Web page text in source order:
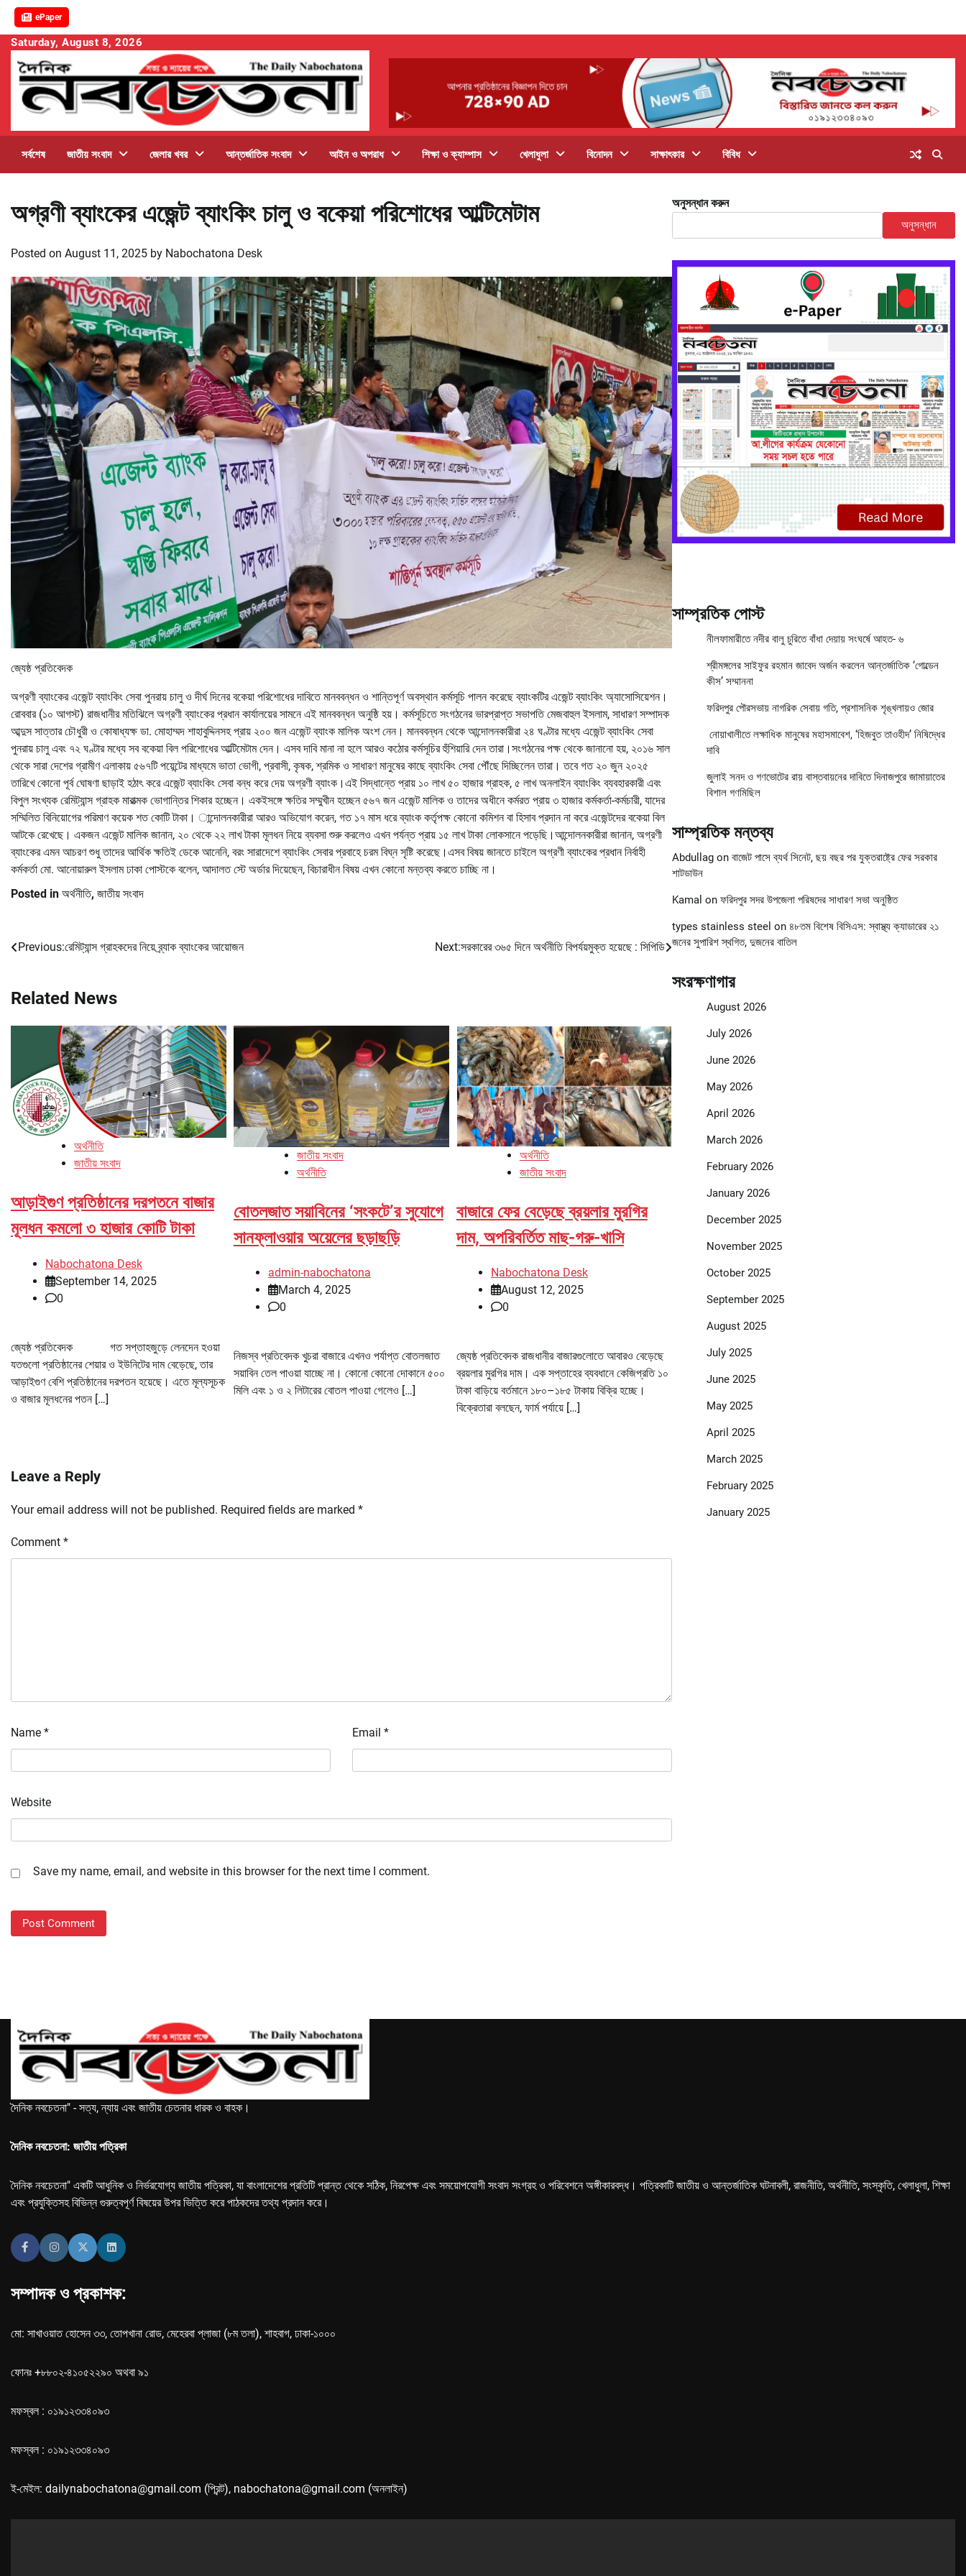
ePaper
Skip
content
Saturday, August 8, 2026
সর্বশেষ জাতীয় সংবাদ জেলার খবর আন্তর্জাতিক সংবাদ আইন ও অপরাধ শিক্ষা ও ক্যাম্পাস খেলাধুলা বিনোদন সাক্ষাৎকার বিবিধ
অগ্রণী ব্যাংকের এজেন্ট ব্যাংকিং চালু ও বকেয়া পরিশোধের আল্টিমেটাম
Posted on August 11, 2025 by Nabochatona Desk
জ্যেষ্ঠ প্রতিবেদক
অগ্রণী ব্যাংকের এজেন্ট ব্যাংকিং সেবা পুনরায় চালু ও দীর্ঘ দিনের বকেয়া পরিশোধের দাবিতে মানববন্ধন ও শান্তিপূর্ণ অবস্থান কর্মসূচি পালন করেছে ব্যাংকটির এজেন্ট ব্যাংকিং অ্যাসোসিয়েশন।
রোববার (১০ আগস্ট) রাজধানীর মতিঝিলে অগ্রণী ব্যাংকের প্রধান কার্যালয়ের সামনে এই মানববন্ধন অনুষ্ঠি হয়। কর্মসূচিতে সংগঠনের ভারপ্রাপ্ত সভাপতি মেজবাহুল ইসলাম, সাধারণ সম্পাদক
আব্দুস সাত্তার চৌধুরী ও কোষাধ্যক্ষ ডা. মোহাম্মদ শাহাবুদ্দিনসহ প্রায় ২০০ জন এজেন্ট ব্যাংক মালিক অংশ নেন। মানববন্ধন থেকে আন্দোলনকারীরা ২৪ ঘণ্টার মধ্যে এজেন্ট ব্যাংকিং সেবা
পুনরায় চালু এবং ৭২ ঘণ্টার মধ্যে সব বকেয়া বিল পরিশোধের আল্টিমেটাম দেন। এসব দাবি মানা না হলে আরও কঠোর কর্মসূচির হুঁশিয়ারি দেন তারা।সংগঠনের পক্ষ থেকে জানানো হয়, ২০১৬ সাল
থেকে সারা দেশের গ্রামীণ এলাকায় ৫৬৭টি পয়েন্টের মাধ্যমে ভাতা ভোগী, প্রবাসী, কৃষক, শ্রমিক ও সাধারণ মানুষের কাছে ব্যাংকিং সেবা পৌঁছে দিচ্ছিলেন তারা। তবে গত ২০ জুন ২০২৫
তারিখে কোনো পূর্ব ঘোষণা ছাড়াই হঠাৎ করে এজেন্ট ব্যাংকিং সেবা বন্ধ করে দেয় অগ্রণী ব্যাংক।এই সিদ্ধান্তে প্রায় ১০ লাখ ৫০ হাজার গ্রাহক, ৫ লাখ অনলাইন ব্যাংকিং ব্যবহারকারী এবং
বিপুল সংখ্যক রেমিট্যান্স গ্রাহক মারাত্মক ভোগান্তির শিকার হচ্ছেন। একইসঙ্গে ক্ষতির সম্মুখীন হচ্ছেন ৫৬৭ জন এজেন্ট মালিক ও তাদের অধীনে কর্মরত প্রায় ৩ হাজার কর্মকর্তা-কর্মচারী, যাদের
সম্মিলিত বিনিয়োগের পরিমাণ কয়েক শত কোটি টাকা। ান্দোলনকারীরা আরও অভিযোগ করেন, গত ১৭ মাস ধরে ব্যাংক কর্তৃপক্ষ কোনো কমিশন বা হিসাব প্রদান না করে এজেন্টদের বকেয়া বিল
আটকে রেখেছে। একজন এজেন্ট মালিক জানান, ২০ থেকে ২২ লাখ টাকা মূলধন নিয়ে ব্যবসা শুরু করলেও এখন পর্যন্ত প্রায় ১৫ লাখ টাকা লোকসানে পড়েছি।আন্দোলনকারীরা জানান, অগ্রণী
ব্যাংকের এমন আচরণ শুধু তাদের আর্থিক ক্ষতিই ডেকে আনেনি, বরং সারাদেশে ব্যাংকিং সেবার প্রবাহে চরম বিঘ্ন সৃষ্টি করেছে।এসব বিষয় জানতে চাইলে অগ্রণী ব্যাংকের প্রধান নির্বাহী
কর্মকর্তা মো. আনোয়ারুল ইসলাম ঢাকা পোস্টকে বলেন, আদালত স্টে অর্ডার দিয়েছেন, বিচারাধীন বিষয় এখন কোনো মন্তব্য করতে চাচ্ছি না।
Posted in অর্থনীতি, জাতীয় সংবাদ
Post
Previous:রেমিট্যান্স গ্রাহকদের নিয়ে ব্র্যাক ব্যাংকের আয়োজন Next:সরকারের ৩৬৫ দিনে অর্থনীতি বিপর্যয়মুক্ত হয়েছে : সিপিডি
Related News
অর্থনীতি
জাতীয় সংবাদ
আড়াইগুণ প্রতিষ্ঠানের দরপতনে বাজার
মূলধন কমলো ৩ হাজার কোটি টাকা
Nabochatona Desk
September 14, 2025
0
জ্যেষ্ঠ প্রতিবেদক গত সপ্তাহজুড়ে লেনদেন হওয়া
যতগুলো প্রতিষ্ঠানের শেয়ার ও ইউনিটের দাম বেড়েছে, তার
আড়াইগুণ বেশি প্রতিষ্ঠানের দরপতন হয়েছে। এতে মূল্যসূচক
ও বাজার মূলধনের পতন […]
জাতীয় সংবাদ
অর্থনীতি
বোতলজাত সয়াবিনের ‘সংকটে’র সুযোগে
সানফ্লাওয়ার অয়েলের ছড়াছড়ি
admin-nabochatona
March 4, 2025
0
নিজস্ব প্রতিবেদক খুচরা বাজারে এখনও পর্যাপ্ত বোতলজাত
সয়াবিন তেল পাওয়া যাচ্ছে না। কোনো কোনো দোকানে ৫০০
মিলি এবং ১ ও ২ লিটারের বোতল পাওয়া গেলেও […]
অর্থনীতি
জাতীয় সংবাদ
বাজারে ফের বেড়েছে ব্রয়লার মুরগির
দাম, অপরিবর্তিত মাছ-গরু-খাসি
Nabochatona Desk
August 12, 2025
0
জ্যেষ্ঠ প্রতিবেদক রাজধানীর বাজারগুলোতে আবারও বেড়েছে
ব্রয়লার মুরগির দাম। এক সপ্তাহের ব্যবধানে কেজিপ্রতি ১০
টাকা বাড়িয়ে বর্তমানে ১৮০–১৮৫ টাকায় বিক্রি হচ্ছে।
বিক্রেতারা বলছেন, ফার্ম পর্যায়ে […]
Leave a Reply
Your email address will not be published. Required fields are marked *
Comment *
Name * Email *
Website
Save my name, email, and website in this browser for the next time I comment.
অনুসন্ধান করুন
অনুসন্ধান
সাম্প্রতিক পোস্ট
নীলফামারীতে নদীর বালু চুরিতে বাঁধা দেয়ায় সংঘর্ষে আহত- ৬
শ্রীমঙ্গলের সাইফুর রহমান জাবেদ অর্জন করলেন আন্তর্জাতিক ‘গোল্ডেন
কীস’ সম্মাননা
ফরিদপুর পৌরসভায় নাগরিক সেবায় গতি, প্রশাসনিক শৃঙ্খলায়ও জোর
নোয়াখালীতে লক্ষাধিক মানুষের মহাসমাবেশ, ‘হিজবুত তাওহীদ’ নিষিদ্ধের
দাবি
জুলাই সনদ ও গণভোটের রায় বাস্তবায়নের দাবিতে দিনাজপুরে জামায়াতের
বিশাল গণমিছিল
সাম্প্রতিক মন্তব্য
Abdullagon বাজেট পাসে ব্যর্থ সিনেট, ছয় বছর পর যুক্তরাষ্ট্রে ফের সরকার
শাটডাউন
Kamal on ফরিদপুর সদর উপজেলা পরিষদের সাধারণ সভা অনুষ্ঠিত
types stainless steel on ৪৮তম বিশেষ বিসিএস: স্বাস্থ্য ক্যাডারের ২১
জনের সুপারিশ স্থগিত, দুজনের বাতিল
সংরক্ষণাগার
August 2026
July 2026
June 2026
May 2026
April 2026
March 2026
February 2026
January 2026
December 2025
November 2025
October 2025
September 2025
August 2025
July 2025
June 2025
May 2025
April 2025
March 2025
February 2025
January 2025
দৈনিক নবচেতনা" - সত্য, ন্যায় এবং জাতীয় চেতনার ধারক ও বাহক।
দৈনিক নবচেতনা: জাতীয় পত্রিকা
দৈনিক নবচেতনা" একটি আধুনিক ও নির্ভরযোগ্য জাতীয় পত্রিকা, যা বাংলাদেশের প্রতিটি প্রান্ত থেকে সঠিক, নিরপেক্ষ এবং সময়োপযোগী সংবাদ সংগ্রহ ও পরিবেশনে অঙ্গীকারবদ্ধ। পত্রিকাটি জাতীয় ও আন্তর্জাতিক ঘটনাবলী, রাজনীতি, অর্থনীতি, সংস্কৃতি, খেলাধুলা, শিক্ষা
এবং প্রযুক্তিসহ বিভিন্ন গুরুত্বপূর্ণ বিষয়ের উপর ভিত্তি করে পাঠকদের তথ্য প্রদান করে।
সম্পাদক ও প্রকাশক:
মো: সাখাওয়াত হোসেন ৩৩, তোপখানা রোড, মেহেরবা প্লাজা (৮ম তলা), শাহবাগ, ঢাকা-১০০০
ফোনঃ +৮৮০২-৪১০৫২২৯০ অথবা ৯১
মফস্বল : ০১৯১২৩৩৪০৯৩
মফস্বল : ০১৯১২৩৩৪০৯৩
ই-মেইল: dailynabochatona@gmail.com (প্রিন্ট), nabochatona@gmail.com (অনলাইন)